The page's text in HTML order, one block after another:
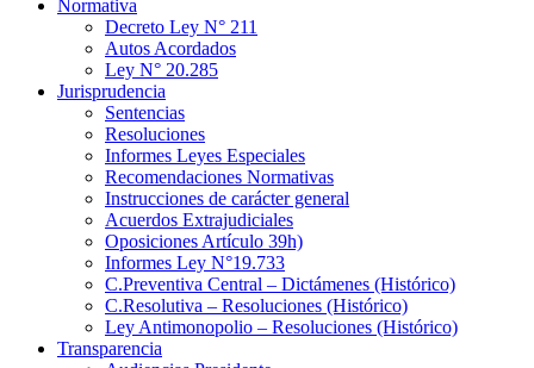
Normativa
Decreto Ley N° 211
Autos Acordados
Ley N° 20.285
Jurisprudencia
Sentencias
Resoluciones
Informes Leyes Especiales
Recomendaciones Normativas
Instrucciones de carácter general
Acuerdos Extrajudiciales
Oposiciones Artículo 39h)
Informes Ley N°19.733
C.Preventiva Central – Dictámenes (Histórico)
C.Resolutiva – Resoluciones (Histórico)
Ley Antimonopolio – Resoluciones (Histórico)
Transparencia